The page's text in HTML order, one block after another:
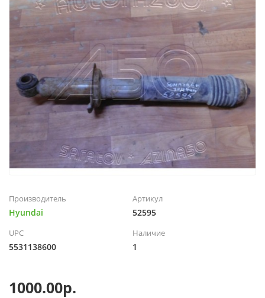
Производитель
Hyundai
Артикул
52595
UPC
5531138600
Наличие
1
1000.00р.